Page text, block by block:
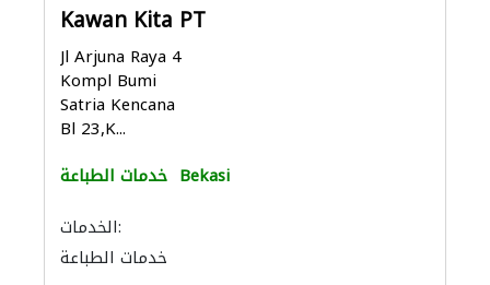
Kawan Kita PT
Jl Arjuna Raya 4
Kompl Bumi
Satria Kencana
Bl 23,K...
خدمات الطباعة Bekasi
الخدمات:
خدمات الطباعة